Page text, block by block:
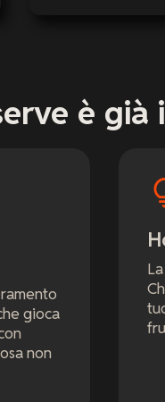
è già
gioca
non